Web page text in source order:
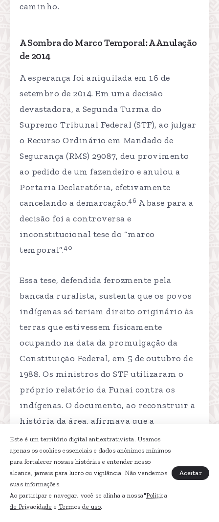
caminho.
A Sombra do Marco Temporal: A Anulação
de 2014
A esperança foi aniquilada em 16 de
setembro de 2014. Em uma decisão
devastadora, a Segunda Turma do
Supremo Tribunal Federal (STF), ao julgar
o Recurso Ordinário em Mandado de
Segurança (RMS) 29087, deu provimento
ao pedido de um fazendeiro e anulou a
Portaria Declaratória, efetivamente
cancelando a demarcação.46 A base para a
decisão foi a controversa e
inconstitucional tese do “marco
temporal”.40
Essa tese, defendida ferozmente pela
bancada ruralista, sustenta que os povos
indígenas só teriam direito originário às
terras que estivessem fisicamente
ocupando na data da promulgação da
Constituição Federal, em 5 de outubro de
1988. Os ministros do STF utilizaram o
próprio relatório da Funai contra os
indígenas. O documento, ao reconstruir a
história da área, afirmava que a
comunidade havia sido expulsa de seu
território a partir da década de 1940.
Com base nisso, a Corte concluiu que,
como os Guarani-Kaiowá não estavam na
posse da terra em 1988, eles não tinham
Este é um território digital antiextrativista. Usamos
apenas os cookies essenciais e dados anônimos mínimos
para fortalecer nossas histórias e entender nosso
alcance, jamais para lucro ou vigilância. Não vendemos
suas informações.
Ao participar e navegar, você se alinha a nossa"Politica
de Privacidade e Termos de uso.
Aceitar